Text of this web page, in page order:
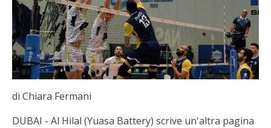
di Chiara Fermani
DUBAI - Al Hilal (Yuasa Battery) scrive un'altra pagina